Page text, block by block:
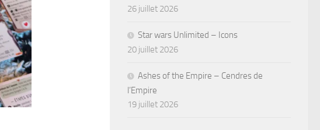
26 juillet 2026
Star wars Unlimited – Icons
20 juillet 2026
Ashes of the Empire – Cendres de
l’Empire
19 juillet 2026